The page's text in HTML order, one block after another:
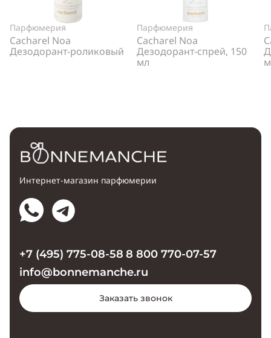
Парфюмерия
Cacharel Noa
Дезодорант-роликовый
Парфюмерия
Cacharel Noa
Дезодорант-спрей, 150
мл
Интернет-магазин парфюмерии
+7 (495) 775-08-58 8 800 770-07-57
info@bonnemanche.ru
Заказать звонок